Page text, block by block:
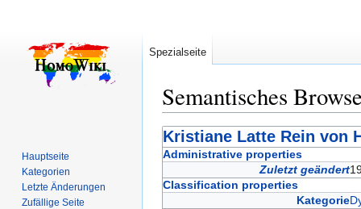
Semantisches
Zur
Navigation
Zur
Suche
Kristiane Latte Rein von
Administrative properties
Zuletzt geändert
Classification properties
Kategorie
Spezialseite
Hauptseite
Kategorien
Letzte Änderungen
Zufällige Seite